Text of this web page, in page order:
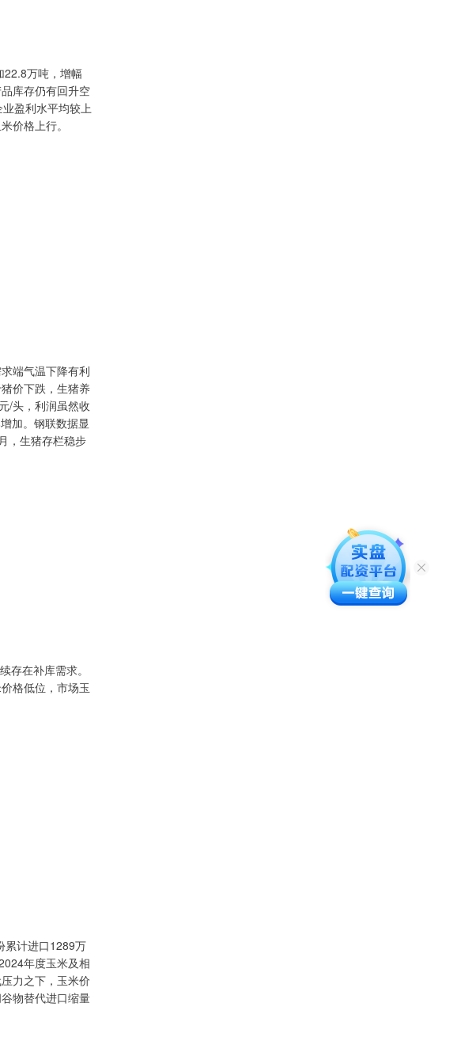
万吨，增幅
库存仍有回升空
盈利水平均较上
价格上行。
端气温下降有利
价下跌，生猪养
/头，利润虽然收
加。钢联数据显
，生猪存栏稳步
在补库需求。
格低位，市场玉
计进口1289万
年度玉米及相
力之下，玉米价
物替代进口缩量